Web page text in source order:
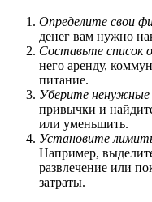
Определите свои
денег вам нужно
Составьте список
него аренду,
питание.
Уберите
привычки и
или уменьшить.
Установите
Например,
развлечение или
затраты.